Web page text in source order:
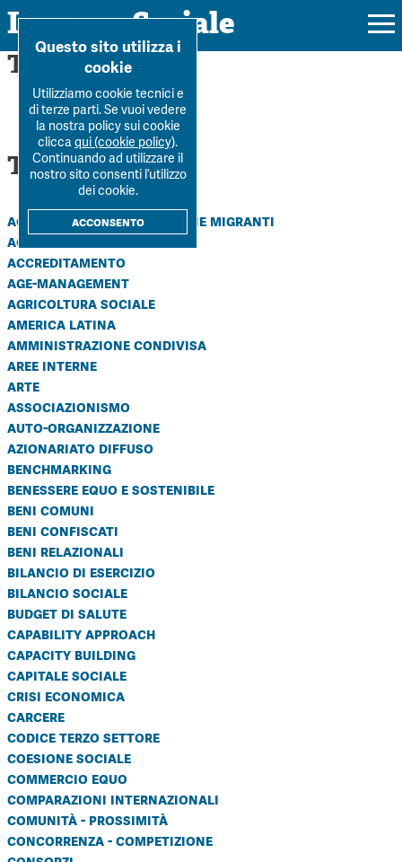
Impresa Sociale
Rivista
Ultimo numero
La Rivista
Submission
Colophon
Autori
Archivio
Argomenti
Forum
Forum
Tutti gli articoli
Autori
Argomenti
Dossier
Tutti i dossier
Workshop Impresa Sociale 2021
Impresa sociale, reciprocità e sostenibilità
Innovazione sociale
Cooperative di comunità
Impresa sociale e democrazia
Acini di fuoco - Dossier Mezzogiorno
Valutazione e dintorni
Chi siamo
Contatti
Sostienici
Home
Tag: B-WISE
Tutti i tag
accoglienza e integrazione migranti
accountability
accreditamento
age-management
agricoltura sociale
america latina
amministrazione condivisa
aree interne
arte
associazionismo
auto-organizzazione
azionariato diffuso
benchmarking
benessere equo e sostenibile
beni comuni
beni confiscati
beni relazionali
bilancio di esercizio
bilancio sociale
budget di salute
capability approach
capacity building
capitale sociale
crisi economica
carcere
codice terzo settore
coesione sociale
commercio equo
comparazioni internazionali
comunità - prossimità
concorrenza - competizione
Questo sito utilizza i
cookie
Utilizziamo cookie tecnici e
di terze parti. Se vuoi vedere
la nostra policy sui cookie
cliccaqui (cookie policy).
Continuando ad utilizzare il
nostro sito consenti l’utilizzo
dei cookie.
acconsento